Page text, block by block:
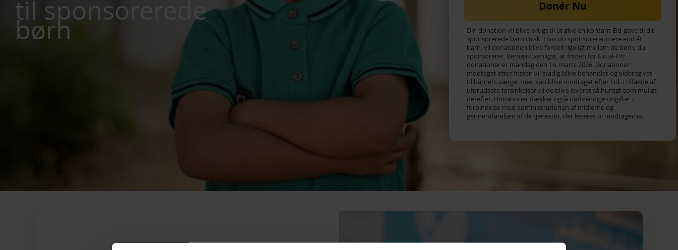
til sponsorerede
børn
Donér Nu
Din donation vil blive brugt til at give en kontant Eid-gave til dit
sponsorerede barn i Irak. Hvis du sponsorerer mere end ét
barn, vil donationen blive fordelt ligeligt mellem de børn, du
sponsorerer. Bemærk venligst, at fristen for Eid al-Fitr
donationer er mandag den 16. marts 2026. Donationer
modtaget efter fristen vil stadig blive behandlet og videregivet
til barnets værge, men kan blive modtaget efter Eid. I tilfælde af
uforudsete forsinkelser vil de blive leveret så hurtigt som muligt
derefter. Donationer dækker også nødvendige udgifter i
forbindelse med administrationen af midlerne og
gennemførelsen af de tjenester, der leveres til modtagerne.